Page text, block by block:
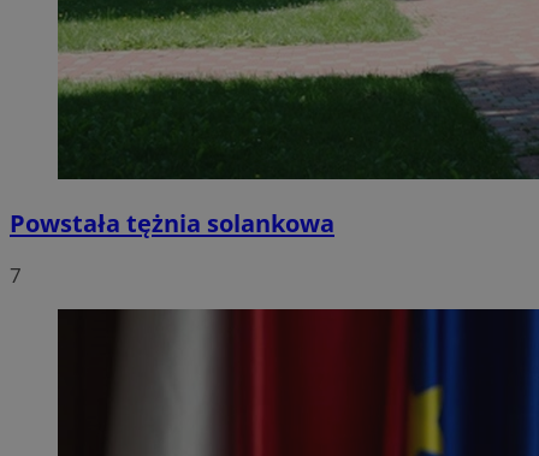
Powstała tężnia solankowa
7